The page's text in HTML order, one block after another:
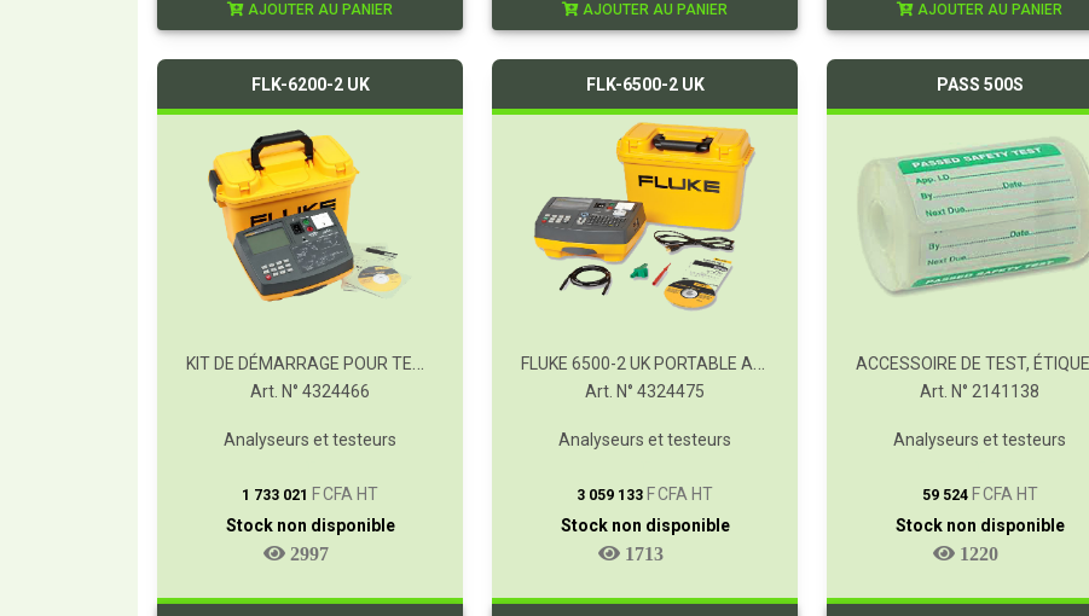
AJOUTER AU PANIER AJOUTER AU PANIER AJOUTER AU PANIER
FLK-6200-2 UK
KIT DE DÉMARRAGE POUR TESTEUR D'APPAREILS PORTABLES FLUKE 6200-2 UK
Art. N° 4324466
Analyseurs et testeurs
1 733 021 F CFA HT
Stock non disponible
2997
FLK-6500-2 UK
FLUKE 6500-2 UK PORTABLE APPLIANCE TESTER KIT
Art. N° 4324475
Analyseurs et testeurs
3 059 133 F CFA HT
Stock non disponible
1713
PASS 500S
Art. N° 2141138
Analyseurs et testeurs
59 524 F CFA HT
Stock non disponible
1220